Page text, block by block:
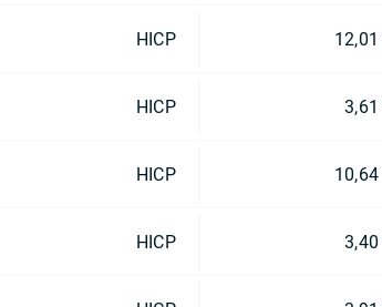
HICP 12,01
HICP 3,61
HICP 10,64
HICP 3,40